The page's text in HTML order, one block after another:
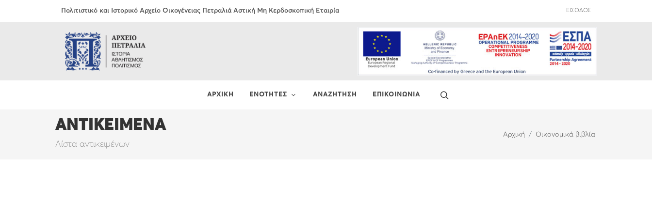
Πολιτιστικό και Ιστορικό Αρχείο Οικογένειας Πετραλιά Αστική Μη Κερδοσκοπική Εταιρία ΕΙΣΟΔΟΣ
ΑΡΧΙΚΗ ΕΝΟΤΗΤΕΣ ΑΝΑΖΗΤΗΣΗ ΕΠΙΚΟΙΝΩΝΙΑ
ΑΝΤΙΚΕΙΜΕΝΑ
Λίστα αντικειμένων
Αρχική Οικονομικά βιβλία